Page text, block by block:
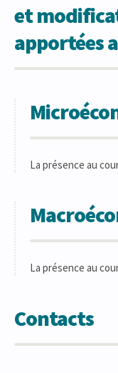
et
apportées
La présence au
La présence au
Contacts